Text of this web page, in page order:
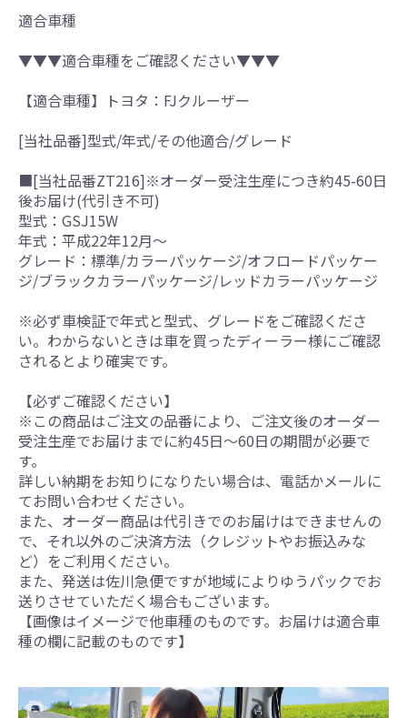
適合車種
▼▼▼適合車種をご確認ください▼▼▼
【適合車種】トヨタ：FJクルーザー
[当社品番]型式/年式/その他適合/グレード
■[当社品番ZT216]※オーダー受注生産につき約45-60日
後お届け(代引き不可)
型式：GSJ15W
年式：平成22年12月～
グレード：標準/カラーパッケージ/オフロードパッケー
ジ/ブラックカラーパッケージ/レッドカラーパッケージ
※必ず車検証で年式と型式、グレードをご確認くださ
い。わからないときは車を買ったディーラー様にご確認
されるとより確実です。
【必ずご確認ください】
※この商品はご注文の品番により、ご注文後のオーダー
受注生産でお届けまでに約45日～60日の期間が必要で
す。
詳しい納期をお知りになりたい場合は、電話かメールに
てお問い合わせください。
また、オーダー商品は代引きでのお届けはできませんの
で、それ以外のご決済方法（クレジットやお振込みな
ど）をご利用ください。
また、発送は佐川急便ですが地域によりゆうパックでお
送りさせていただく場合もございます。
【画像はイメージで他車種のものです。お届けは適合車
種の欄に記載のものです】